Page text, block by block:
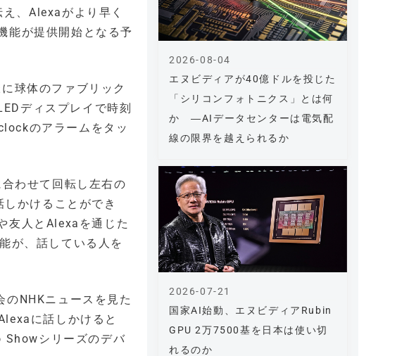
、Alexaがより早く
能が提供開始となる予
球体のファブリック
ディスプレイで時刻
のアラームをタッ
わせて回転し左右の
かけることができ
友人とAlexaを通じた
が、話している人を
NHKニュースを見た
に話しかけると
シリーズのデバ
エヌビディアが40億ドルを投じた
「シリコンフォトニクス」とは何
か ―AIデータセンターは電気配
線の限界を越えられるか
2026-08-04
国家AI始動、エヌビディアRubin
GPU 2万7500基を日本は使い切
れるのか
2026-07-21